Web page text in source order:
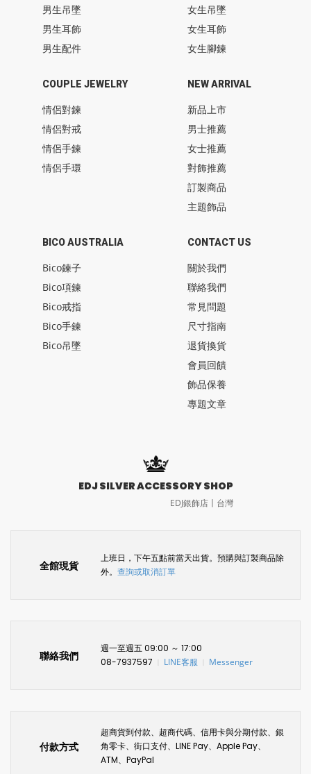
男生吊墜
男生耳飾
男生配件
女生吊墜
女生耳飾
女生腳鍊
COUPLE JEWELRY
情侶對鍊
情侶對戒
情侶手鍊
情侶手環
BICO AUSTRALIA
Bico鍊子
Bico項鍊
Bico戒指
Bico手鍊
Bico吊墜
NEW ARRIVAL
新品上市
男士推薦
女士推薦
對飾推薦
訂製商品
主題飾品
CONTACT US
關於我們
聯絡我們
常見問題
尺寸指南
退貨換貨
會員回饋
飾品保養
專題文章
EDJ SILVER ACCESSORY SHOP
EDJ銀飾店〡台灣
全館現貨
上班日，下午五點前當天出貨。預購與訂製商品除
外。 查詢或取消訂單
聯絡我們
週一至週五 09:00 ～ 17:00
08-7937597
LINE客服 Messenger
付款方式
超商貨到付款、超商代碼、信用卡與分期付款、銀
角零卡、街口支付、LINE Pay、Apple Pay、
ATM、PayPal